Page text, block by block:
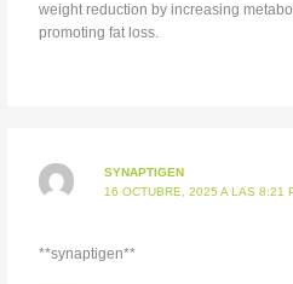
weight reduction by increasing
promoting fat loss.
SYNAPTIGEN
16 OCTUBRE, 2025 A LAS 8:21
** synaptigen**